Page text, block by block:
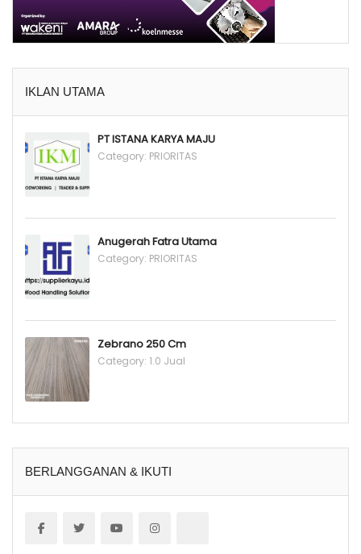
IKLAN UTAMA
PT ISTANA KARYA MAJU
Category: PRIORITAS
Anugerah Fatra Utama
Category: PRIORITAS
Zebrano 250 Cm
Category: 1.0 Jual
BERLANGGANAN & IKUTI